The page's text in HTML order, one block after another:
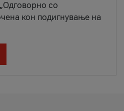
со
кон подигнување на